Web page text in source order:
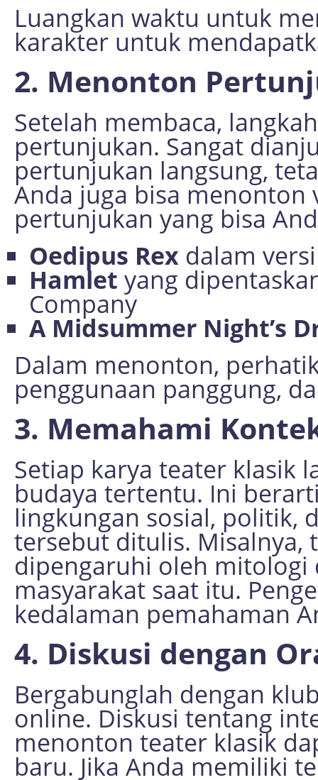
Luangkan waktu untuk
karakter untuk
2. Menonton
Setelah membaca,
pertunjukan. Sangat
pertunjukan langsung,
Anda juga bisa menonton
pertunjukan yang bisa
Oedipus Rex dalam
Hamlet yang
Company
A Midsummer Night’s
Dalam menonton,
penggunaan panggung,
3. Memahami
Setiap karya teater klasik
budaya tertentu. Ini
lingkungan sosial, politik,
tersebut ditulis. Misalnya,
dipengaruhi oleh mitologi
masyarakat saat itu.
kedalaman pemahaman
4. Diskusi dengan
Bergabunglah dengan
online. Diskusi tentang
menonton teater klasik
baru. Jika Anda memiliki